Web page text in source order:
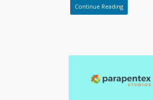
Continue Reading